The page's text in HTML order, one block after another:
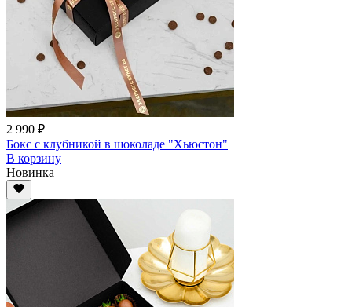
2 990 ₽
Бокс с клубникой в шоколаде "Хьюстон"
В корзину
Новинка